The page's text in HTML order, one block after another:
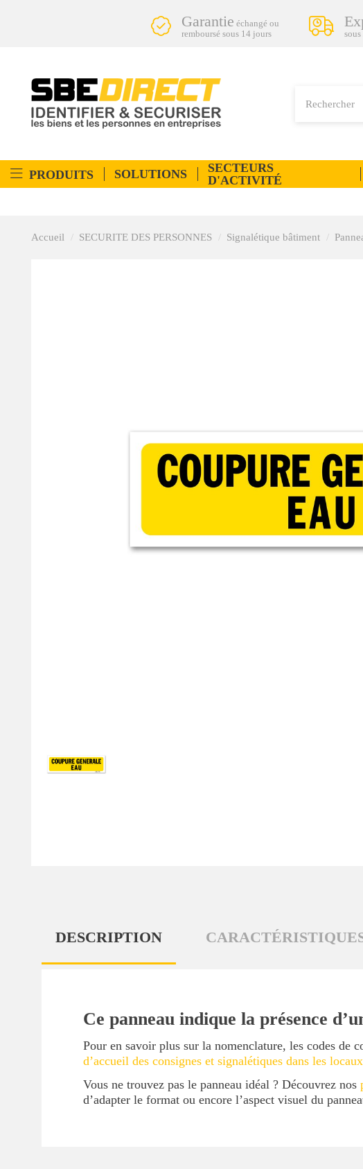
Garantie échangé ou
remboursé sous 14 jours
PRODUITS SOLUTIONS
SECTEURS
D'ACTIVITÉ
Accueil SECURITE DES PERSONNES Signalétique bâtiment
DESCRIPTION
Ce panneau indique la présence
Pour en savoir plus sur la nomenclature, les codes de
d’accueil des consignes et signalétiques dans les locaux
Vous ne trouvez pas le panneau idéal ? Découvrez nos
d’adapter le format ou encore l’aspect visuel du